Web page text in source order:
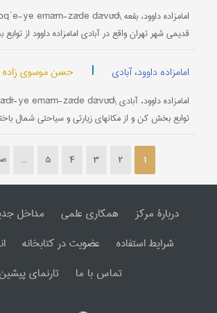
قدیمی شهر تهران واقع در آبادی امامزاده داوود از
امامزاده داوود، آبادی | حسن موسوی زاده
توابع بخش کن و از مکانهای زیارتی و سیاحتی شمال
1
2
3
4
5
...
دربارۀ مرکز همکاری علمی مداخل
شرایط استفاده
عضویت در کتابخانه
تماس با ما
تارنمای